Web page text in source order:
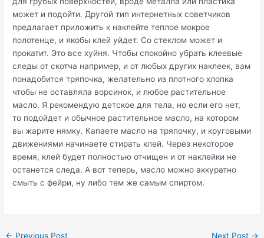
может и подойти. Другой тип интернетных советчиков
предлагает приложить к наклейте теплое мокрое
полотенце, и якобы клей уйдет. Со стеклом может и
прокатит. Это все хуйня. Чтобы спокойно убрать клеевые
следы от скотча например, и от любых других наклеек, вам
понадобится тряпочка, желательно из плотного хлопка
чтобы не оставляла ворсинок, и любое растительное
масло. Я рекомендую детское для тела, но если его нет,
то подойдет и обычное растительное масло, на котором
вы жарите нямку. Капаете масло на тряпочку, и круговыми
движениями начинаете стирать клей. Через некоторое
время, клей будет полностью отчищен и от наклейки не
останется следа. А вот теперь, масло можно аккуратно
смыть с фейри, ну либо тем же самым спиртом.
Post
← Previous Post Next Post →